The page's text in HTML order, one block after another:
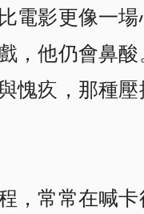
電影更像一
，他仍會鼻
愧疚，那種
，常常在喊